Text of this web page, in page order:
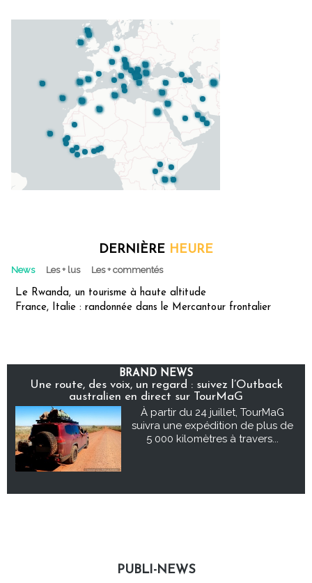
DERNIÈRE HEURE
News Les + lus Les + commentés
Le Rwanda, un tourisme à haute altitude
France, Italie : randonnée dans le Mercantour frontalier
BRAND NEWS
Une route, des voix, un regard : suivez l’Outback
australien en direct sur TourMaG
À partir du 24 juillet, TourMaG
suivra une expédition de plus de
5 000 kilomètres à travers...
PUBLI-NEWS